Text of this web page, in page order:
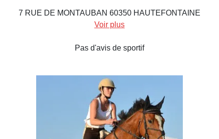
7 RUE DE MONTAUBAN 60350 HAUTEFONTAINE
Voir plus
Pas d'avis de sportif